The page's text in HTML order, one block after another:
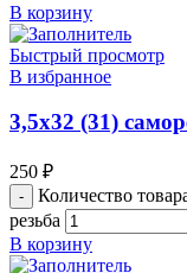
В корзину
Быстрый просмотр
В избранное
3,5х32 (31)
250 ₽
Количество
резьба
В корзину